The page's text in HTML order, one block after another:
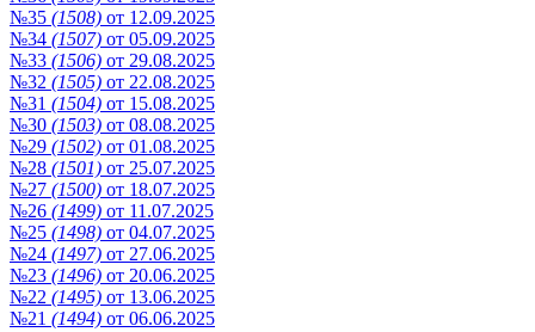
№35 (1508) от 12.09.2025
№34 (1507) от 05.09.2025
№33 (1506) от 29.08.2025
№32 (1505) от 22.08.2025
№31 (1504) от 15.08.2025
№30 (1503) от 08.08.2025
№29 (1502) от 01.08.2025
№28 (1501) от 25.07.2025
№27 (1500) от 18.07.2025
№26 (1499) от 11.07.2025
№25 (1498) от 04.07.2025
№24 (1497) от 27.06.2025
№23 (1496) от 20.06.2025
№22 (1495) от 13.06.2025
№21 (1494) от 06.06.2025